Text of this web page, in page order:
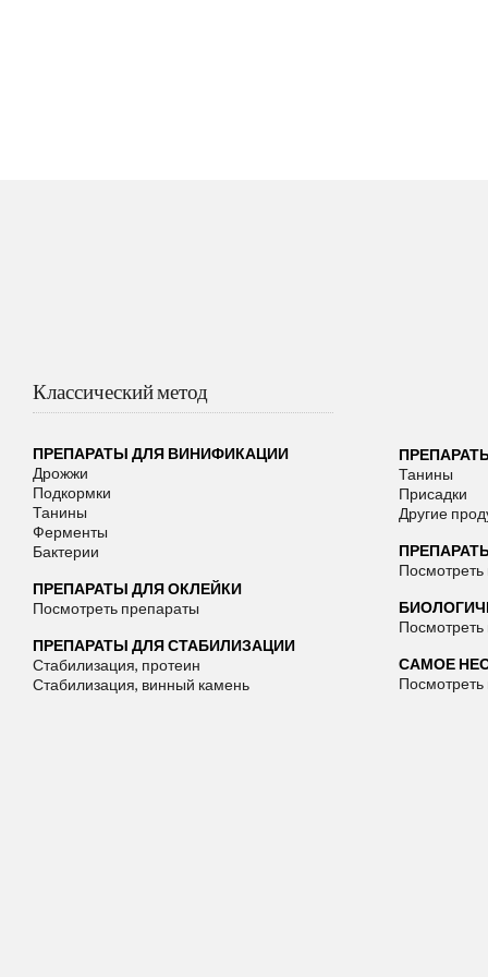
Классический метод
ПРЕПАРАТЫ ДЛЯ ВИНИФИКАЦИИ
Дрожжи
Подкормки
Танины
Ферменты
Бактерии
ПРЕПАРАТЫ ДЛЯ ОКЛЕЙКИ
Посмотреть препараты
ПРЕПАРАТЫ ДЛЯ СТАБИЛИЗАЦИИ
Стабилизация, протеин
Стабилизация, винный камень
Танины
Присадки
Другие
САМОЕ